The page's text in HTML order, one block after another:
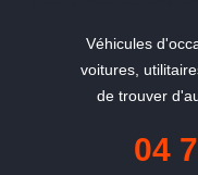
Véhicules
voitures,
de trouver
04